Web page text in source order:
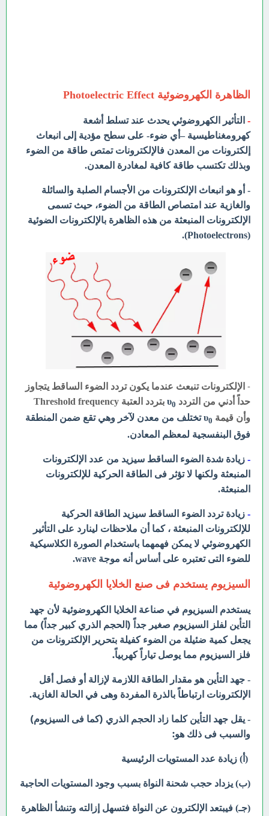
الظاهرة الكهروضوئية Photoelectric Effect
- التأثير الكهروضوئي يحدث عند تسلط أشعة
كهرومغناطيسية –أي ضوء- على سطح مؤدية إلى انبعاث
إلكترونات من المعدن فالإلكترونات تمتص طاقة من الضوء
وبذلك تكتسب طاقة كافية لمغادرة المعدن.
- أو هو انبعاث الإلكترونات من الأجسام الصلبة والسائلة
والغازية عند امتصاص الطاقة من الضوء، حيث تسمى
الإلكترونات المنبعثة من هذه الظاهرة بالإلكترونات الضوئية
(Photoelectrons).
- الإلكترونات تنبعث عندما يكون تردد الضوء الساقط يتجاوز
حداً أدني من التردد
υ0
بتردد العتبة Threshold frequency
وأن قيمة
υ0
تختلف من معدن لآخر وهي تقع ضمن المنطقة
فوق البنفسجية لمعظم المعادن.
- زيادة شدة الضوء الساقط سيزيد من عدد الإلكترونات
المنبعثة ولكنها لا تؤثر فى الطاقة الحركية للإلكترونات
المنبعثة.
- زيادة تردد الضوء الساقط سيزيد الطاقة الحركية
للإلكترونات المنبعثة ، كما أن ملاحظات لينارد على التأثير
الكهروضوئي لا يمكن فهمهما باستخدام الصورة الكلاسيكية
للضوء التى تعتبره على أساس أنه موجة wave.
السيزيوم يستخدم فى صنع الخلايا الكهروضوئية
يستخدم السيزيوم في صناعة الخلايا الكهروضوئية لأن جهد
التأين لفلز السيزيوم صغير جداً (الحجم الذري كبير جداً) مما
يجعل كمية ضئيلة من الضوء كفيلة بتحرير الإلكترونات من
فلز السيزيوم مما يوصل تياراً كهربياً.
- جهد التأين هو مقدار الطاقة اللازمة لإزالة أو فصل أقل
الإلكترونات ارتباطاً بالذرة المفردة وهى في الحالة الغازية.
- يقل جهد التأين كلما زاد الحجم الذري (كما فى السيزيوم)
والسبب فى ذلك هو:
(أ) زيادة عدد المستويات الرئيسية
(ب) يزداد حجب شحنة النواة بسبب وجود المستويات الحاجبة
(جـ) فيبتعد الإلكترون عن النواة فتسهل إزالته وتنشأ الظاهرة